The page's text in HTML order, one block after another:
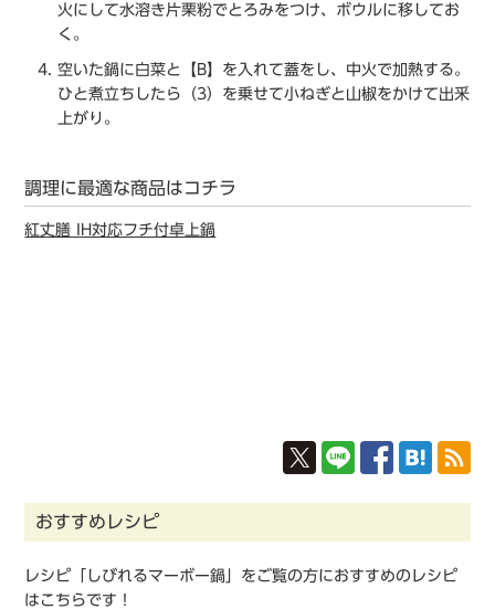
火にして水溶き片栗粉でとろみをつけ、ボウルに移してお
く。
空いた鍋に白菜と【B】を入れて蓋をし、中火で加熱する。
ひと煮立ちしたら（3）を乗せて小ねぎと山椒をかけて出釆
上がり。
調理に最適な商品はコチラ
紅丈膳 IH対応フチ付卓上鍋
おすすめレシピ
レシピ「しびれるマーボー鍋」をご覧の方におすすめのレシピ
はこちらです！